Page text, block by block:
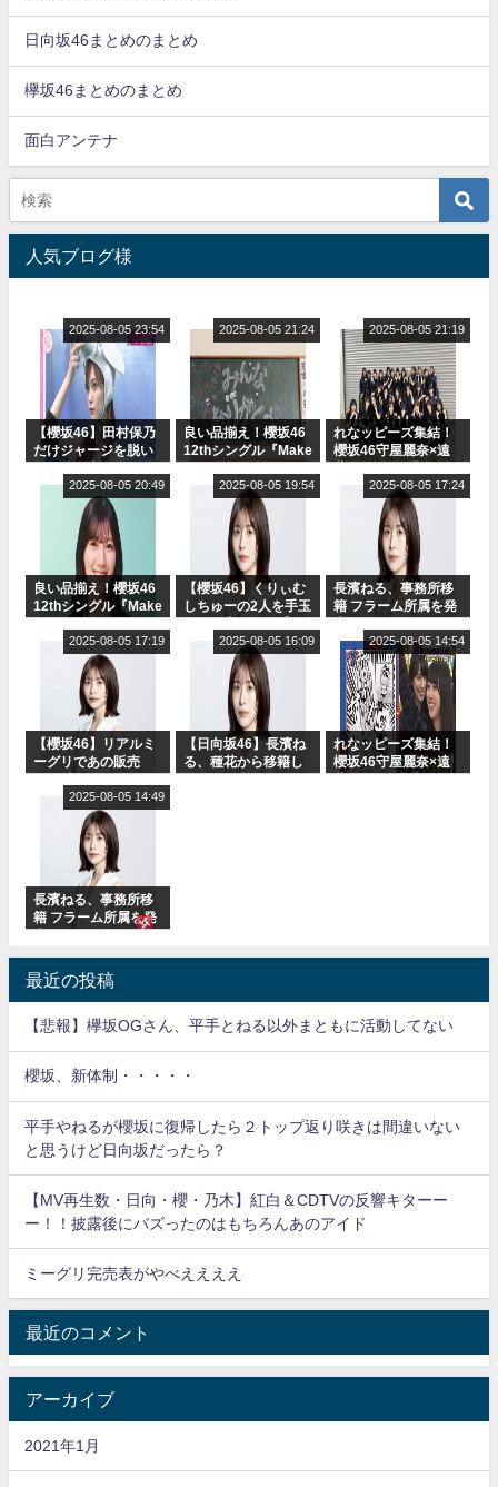
日向坂46まとめのまとめ
欅坂46まとめのまとめ
面白アンテナ
人気ブログ様
【櫻坂46】田村保乃
だけジャージを脱い
2025-08-05 23:54
良い品揃え！櫻坂46
12thシングル『Make
ャルグッズ絶賛販売
2025-08-05 21:24
れなッピーズ集結！
櫻坂46守屋麗奈×遠
ット！」水曜スタジ
オ出演決定
2025-08-05 21:19
良い品揃え！櫻坂46
12thシングル『Make
ャルグッズ絶賛販売
2025-08-05 20:49
【櫻坂46】くりぃむ
しちゅーの2人を手玉
りぃむナンタラ】
2025-08-05 19:54
長濱ねる、事務所移
籍 フラーム所属を発
2025-08-05 17:24
【櫻坂46】リアルミ
ーグリであの販売
Break』オフィシャ
ルグッズ解禁
2025-08-05 17:19
【日向坂46】長濱ね
る、種花から移籍し
2025-08-05 16:09
れなッピーズ集結！
櫻坂46守屋麗奈×遠
2025-08-05 14:54
長濱ねる、事務所移
籍 フラーム所属を発
2025-08-05 14:49
最近の投稿
【悲報】欅坂OGさん、平手とねる以外まともに活動してない
櫻坂、新体制・・・・・
平手やねるが櫻坂に復帰したら２トップ返り咲きは間違いない
と思うけど日向坂だったら？
【MV再生数・日向・櫻・乃木】紅白＆CDTVの反響キターー
ー！！披露後にバズったのはもちろんあのアイド
ミーグリ完売表がやべええええ
最近のコメント
アーカイブ
2021年1月